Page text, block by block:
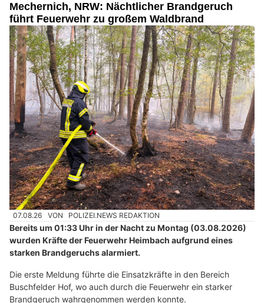
Mechernich, NRW: Nächtlicher Brandgeruch
führt Feuerwehr zu großem Waldbrand
07.08.26 VON POLIZEI.NEWS REDAKTION
Bereits um 01:33 Uhr in der Nacht zu Montag (03.08.2026)
wurden Kräfte der Feuerwehr Heimbach aufgrund eines
starken Brandgeruchs alarmiert.
Die erste Meldung führte die Einsatzkräfte in den Bereich
Buschfelder Hof, wo auch durch die Feuerwehr ein starker
Brandgeruch wahrgenommen werden konnte.